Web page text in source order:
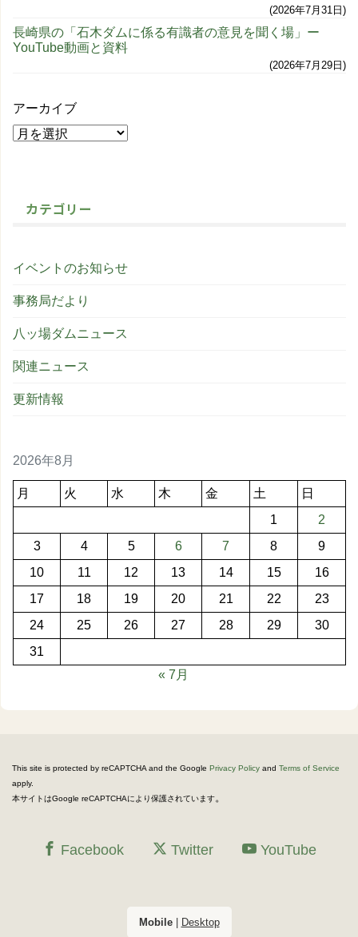
2026年7月31日
長崎県の「石木ダムに係る有識者の意見を聞く場」ー
YouTube動画と資料
2026年7月29日
アーカイブ
カテゴリー
イベントのお知らせ
事務局だより
八ッ場ダムニュース
関連ニュース
更新情報
2026年8月
月 火 水 木 金 土
日
1
2
3
4 5 6 7 8
9
10
11 12 13 14 15
16
17
18 19 20 21 22
23
24
25 26 27 28 29
30
31
« 7月
This site is protected by reCAPTCHA and the Google Privacy Policy and Terms of Service
apply.
本サイトはGoogle reCAPTCHAにより保護されています。
Facebook Twitter YouTube
Mobile| Desktop